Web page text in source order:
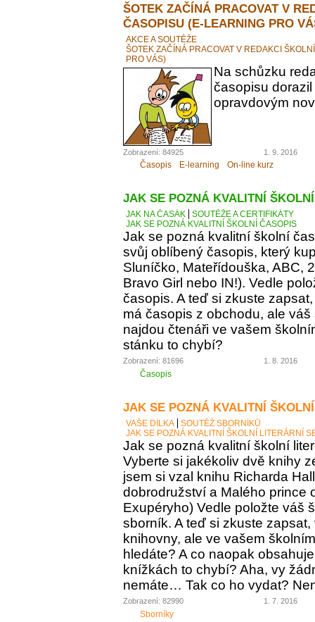
ŠOTEK ZAČÍNÁ PRACOVAT V
ČASOPISU (E-LEARNING PRO
AKCE A SOUTĚŽE
ŠOTEK ZAČÍNÁ PRACOVAT V REDAKCI
PRO VÁS)
Na schůzku
časopisu
opravdovým
Zobrazení: 84925 1. 9. 2016
Časopis E-learning On-line kurz
JAK SE POZNÁ KVALITNÍ
JAK NA ČASÁK
SOUTĚŽE A CERTIFIKÁTY
JAK SE POZNÁ KVALITNÍ ŠKOLNÍ ČASOPIS
Jak se pozná kvalitní školní
svůj oblíbený časopis, který
Sluníčko, Mateřídouška, ABC,
Bravo Girl nebo IN!). Vedle
časopis. A teď si zkuste
má časopis z obchodu, ale
najdou čtenáři ve vašem
stánku to chybí?
Zobrazení: 81696 1. 8. 2016
Časopis
JAK SE POZNÁ KVALITNÍ
VAŠE DÍLKA
SOUTĚŽ SBORNÍKŮ
JAK SE POZNÁ KVALITNÍ ŠKOLNÍ LITERÁRNÍ
Jak se pozná kvalitní školní
Vyberte si jakékoliv dvě knihy
jsem si vzal knihu Richarda
dobrodružství a Malého prince
Exupéryho) Vedle položte váš
sborník. A teď si zkuste
knihovny, ale ve vašem
hledáte? A co naopak
knížkách to chybí? Aha, vy
nemáte… Tak co ho vydat?
Zobrazení: 82990 1. 7. 2016
Sborníky